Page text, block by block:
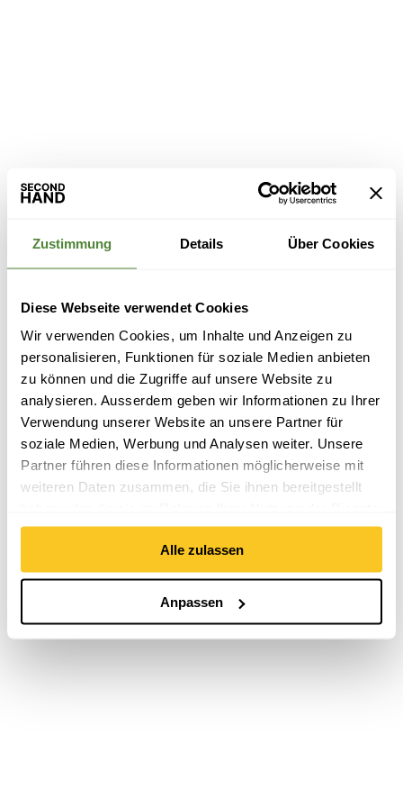
Zustimmung Details Über Cookies
Diese Webseite verwendet Cookies
Wir verwenden Cookies, um Inhalte und Anzeigen zu
personalisieren, Funktionen für soziale Medien anbieten
zu können und die Zugriffe auf unsere Website zu
analysieren. Ausserdem geben wir Informationen zu Ihrer
Verwendung unserer Website an unsere Partner für
soziale Medien, Werbung und Analysen weiter. Unsere
Partner führen diese Informationen möglicherweise mit
weiteren Daten zusammen, die Sie ihnen bereitgestellt
gesammelt haben.
Alle zulassen
Anpassen